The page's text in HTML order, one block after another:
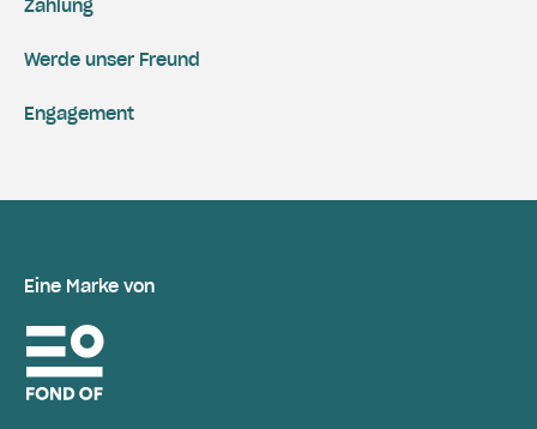
Zahlung
Engagement
Werde unser Freund
Eine Marke von